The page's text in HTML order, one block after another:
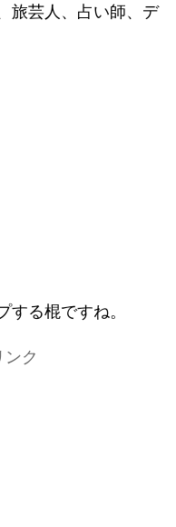
旅芸人、占い師、デ
する棍ですね。
ンク